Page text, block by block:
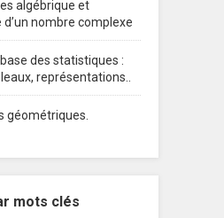
algébrique et
nombre complexe
des statistiques :
représentations..
géométriques.
mots clés